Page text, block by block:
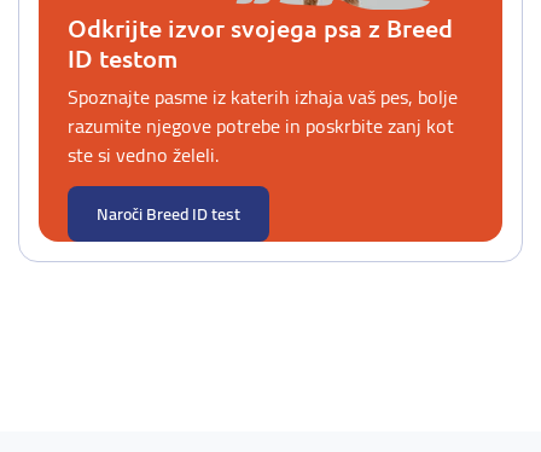
Odkrijte izvor svojega psa z Breed
ID testom
Spoznajte pasme iz katerih izhaja vaš pes, bolje
razumite njegove potrebe in poskrbite zanj kot
ste si vedno želeli.
Naroči Breed ID test